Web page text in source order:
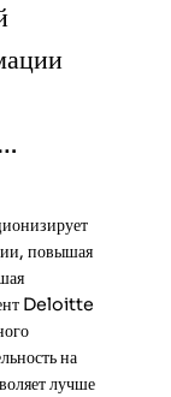
повышая
Deloitte
на
лучше